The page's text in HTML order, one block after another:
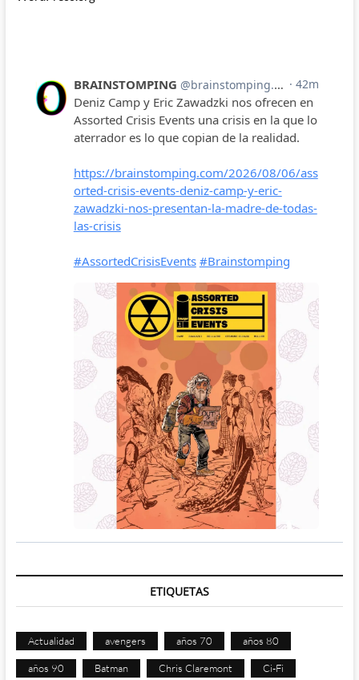
ETIQUETAS
Actualidad avengers años 70 años 80
años 90 Batman Chris Claremont Ci-Fi